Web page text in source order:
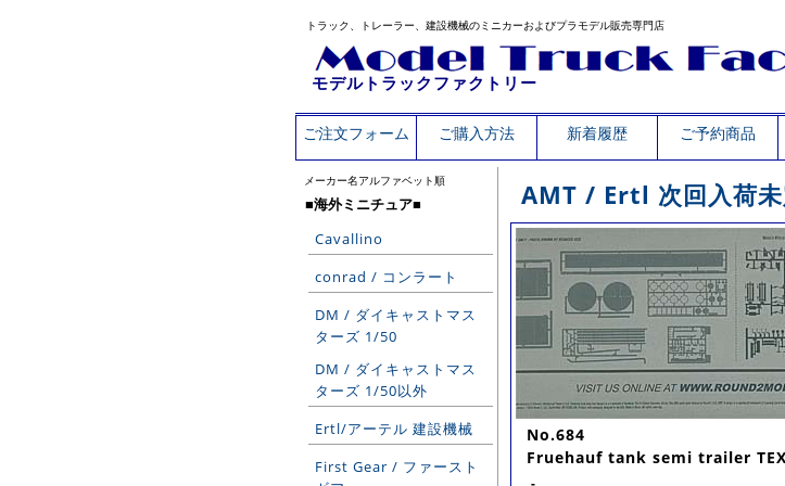
トラック、トレーラー、建設機械のミニカーおよびプラモデル販売専門店
モデルトラックファクトリー
ご注文フォーム ご購入方法 新着履歴 ご予約商品
メーカー名アルファベット順
■海外ミニチュア■
Cavallino
conrad / コンラート
DM / ダイキャストマス
ターズ 1/50
DM / ダイキャストマス
ターズ 1/50以外
Ertl/アーテル 建設機械
First Gear / ファースト
AMT / Ertl 次回入荷未
No.684
Fruehauf tank semi trailer